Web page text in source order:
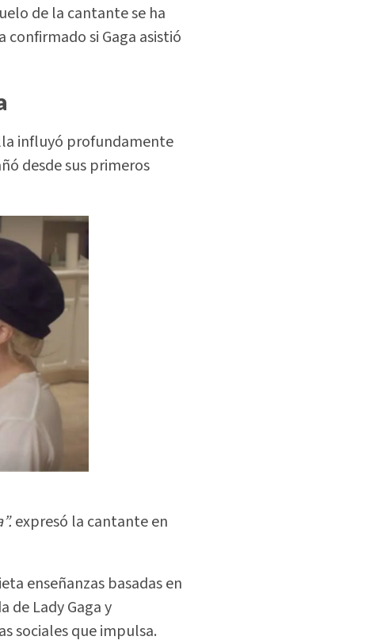
de la cantante se ha
si Gaga asistió
influyó profundamente
desde sus primeros
expresó la cantante en
enseñanzas basadas en
de Lady Gaga y
sociales que impulsa.